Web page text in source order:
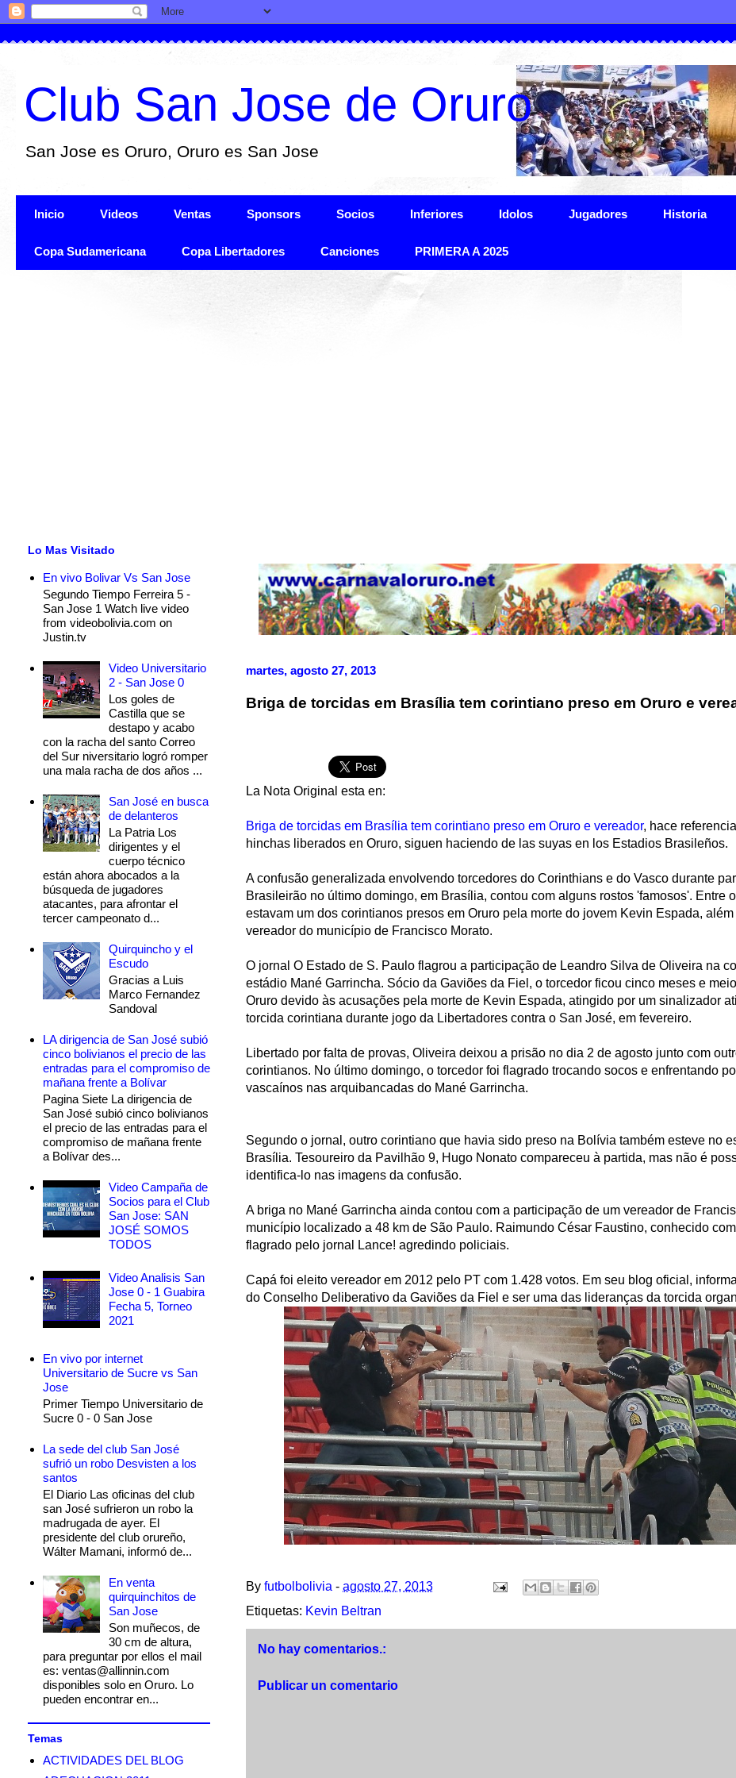
Club San Jose de Oruro
San Jose es Oruro, Oruro es San Jose
Inicio Videos Ventas Sponsors Socios Inferiores Idolos Jugadores Historia
Copa Sudamericana Copa Libertadores Canciones PRIMERA A 2025
martes, agosto 27, 2013
Briga de torcidas em Brasília tem corintiano preso em Oruro e
La Nota Original esta en:
Briga de torcidas em Brasília tem corintiano preso em Oruro e vereador, hace
hinchas liberados en Oruro, siguen haciendo de las suyas en los Estadios Brasileños.
A confusão generalizada envolvendo torcedores do Corinthians e do Vasco durante
Brasileirão no último domingo, em Brasília, contou com alguns rostos 'famosos'. Entre
estavam um dos corintianos presos em Oruro pela morte do jovem Kevin Espada,
vereador do município de Francisco Morato.
O jornal O Estado de S. Paulo flagrou a participação de Leandro Silva de Oliveira na
estádio Mané Garrincha. Sócio da Gaviões da Fiel, o torcedor ficou cinco meses e
Oruro devido às acusações pela morte de Kevin Espada, atingido por um sinalizador
torcida corintiana durante jogo da Libertadores contra o San José, em fevereiro.
Libertado por falta de provas, Oliveira deixou a prisão no dia 2 de agosto junto com
corintianos. No último domingo, o torcedor foi flagrado trocando socos e enfrentando
vascaínos nas arquibancadas do Mané Garrincha.
Segundo o jornal, outro corintiano que havia sido preso na Bolívia também esteve no
Brasília. Tesoureiro da Pavilhão 9, Hugo Nonato compareceu à partida, mas não é
identifica-lo nas imagens da confusão.
A briga no Mané Garrincha ainda contou com a participação de um vereador de
município localizado a 48 km de São Paulo. Raimundo César Faustino, conhecido
flagrado pelo jornal Lance! agredindo policiais.
Capá foi eleito vereador em 2012 pelo PT com 1.428 votos. Em seu blog oficial,
do Conselho Deliberativo da Gaviões da Fiel e ser uma das lideranças da torcida
By futbolbolivia - agosto 27, 2013
Etiquetas: Kevin Beltran
No hay comentarios.:
Publicar un comentario
Lo Mas Visitado
En vivo Bolivar Vs San Jose
Segundo Tiempo Ferreira 5 -
San Jose 1 Watch live video
from videobolivia.com on
Justin.tv
Video Universitario
2 - San Jose 0
Los goles de
Castilla que se
destapo y acabo
con la racha del santo Correo
del Sur niversitario logró romper
una mala racha de dos años ...
San José en busca
de delanteros
La Patria Los
dirigentes y el
cuerpo técnico
están ahora abocados a la
búsqueda de jugadores
atacantes, para afrontar el
tercer campeonato d...
Quirquincho y el
Escudo
Gracias a Luis
Marco Fernandez
Sandoval
LA dirigencia de San José subió
cinco bolivianos el precio de las
entradas para el compromiso de
mañana frente a Bolívar
Pagina Siete La dirigencia de
San José subió cinco bolivianos
el precio de las entradas para el
compromiso de mañana frente
a Bolívar des...
Video Campaña de
Socios para el Club
San Jose: SAN
JOSÉ SOMOS
TODOS
Video Analisis San
Jose 0 - 1 Guabira
Fecha 5, Torneo
2021
En vivo por internet
Universitario de Sucre vs San
Jose
Primer Tiempo Universitario de
Sucre 0 - 0 San Jose
La sede del club San José
sufrió un robo Desvisten a los
santos
El Diario Las oficinas del club
san José sufrieron un robo la
madrugada de ayer. El
presidente del club orureño,
Wálter Mamani, informó de...
En venta
quirquinchitos de
San Jose
Son muñecos, de
30 cm de altura,
para preguntar por ellos el mail
es: ventas@allinnin.com
disponibles solo en Oruro. Lo
pueden encontrar en...
Temas
ACTIVIDADES DEL BLOG